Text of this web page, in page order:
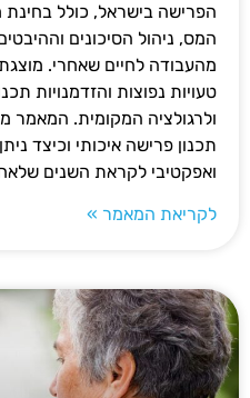
הפרישה בישראל, כולל
המס, ניהול הסיכונים
מהעבודה לחיים שאחרי.
טעויות נפוצות והזדמנויות
ולרגולציה המקומית. המאמר
תכנון פרישה איכותי וכיצד
ואפקטיבי לקראת השנים
לקריאת המאמר »